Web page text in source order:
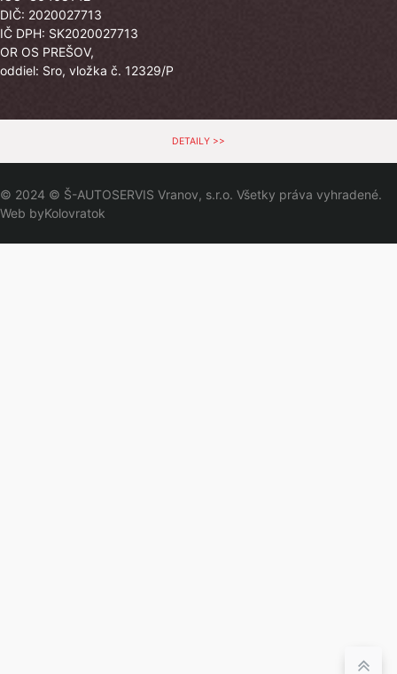
DIČ: 2020027713
IČ DPH: SK2020027713
OR OS PREŠOV,
oddiel: Sro, vložka č. 12329/P
DETAILY >>
© 2024 © Š-AUTOSERVIS Vranov, s.r.o. Všetky práva vyhradené.
Web byKolovratok